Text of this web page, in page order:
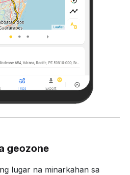
geozone
lugar na minarkahan sa